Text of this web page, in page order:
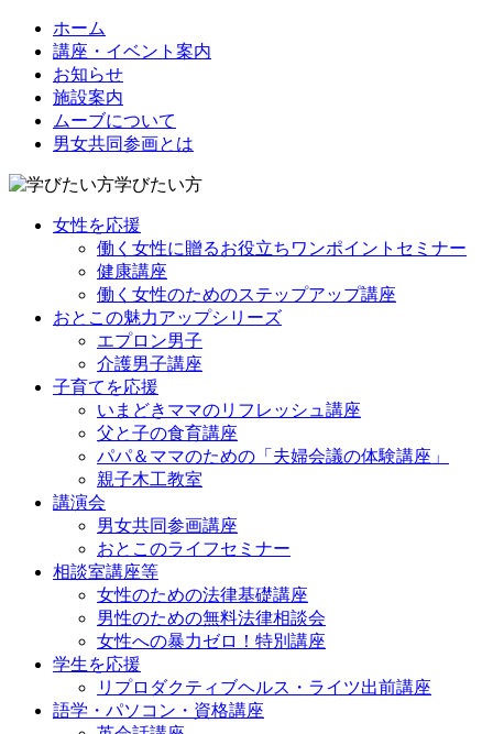
ホーム
講座・イベント案内
お知らせ
施設案内
ムーブについて
男女共同参画とは
学びたい方
女性を応援
働く女性に贈るお役立ちワンポイントセミナー
健康講座
働く女性のためのステップアップ講座
おとこの魅力アップシリーズ
エプロン男子
介護男子講座
子育てを応援
いまどきママのリフレッシュ講座
父と子の食育講座
パパ＆ママのための「夫婦会議の体験講座」
親子木工教室
講演会
男女共同参画講座
おとこのライフセミナー
相談室講座等
女性のための法律基礎講座
男性のための無料法律相談会
女性への暴力ゼロ！特別講座
学生を応援
リプロダクティブヘルス・ライツ出前講座
語学・パソコン・資格講座